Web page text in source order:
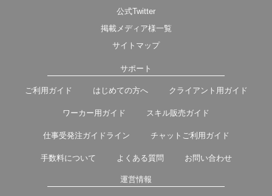
公式Twitter
掲載メディア様一覧
サイトマップ
サポート
ご利用ガイド はじめての方へ クライアント用ガイド
ワーカー用ガイド スキル販売ガイド
仕事受発注ガイドライン チャットご利用ガイド
手数料について よくある質問 お問い合わせ
運営情報